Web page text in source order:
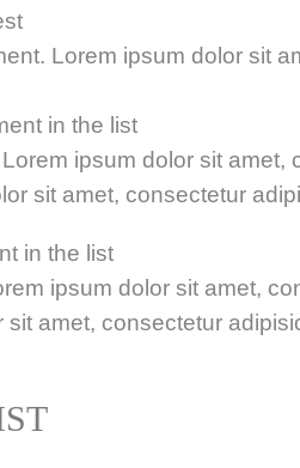
Lorem ipsum dolor sit
in the list
ipsum dolor sit amet,
sit amet, consectetur
in the list
ipsum dolor sit amet,
sit amet, consectetur